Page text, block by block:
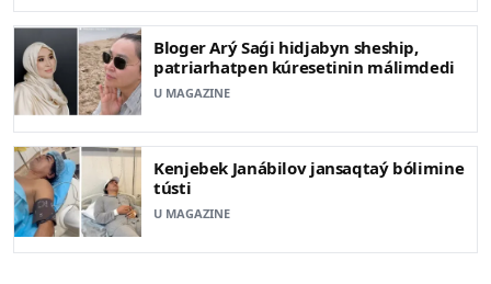
Bloger Arý Saǵi hidjabyn sheship,
patriarhatpen kúresetinin málimdedi
U MAGAZINE
Kenjebek Janábilov jansaqtaý bólimine
tústi
U MAGAZINE